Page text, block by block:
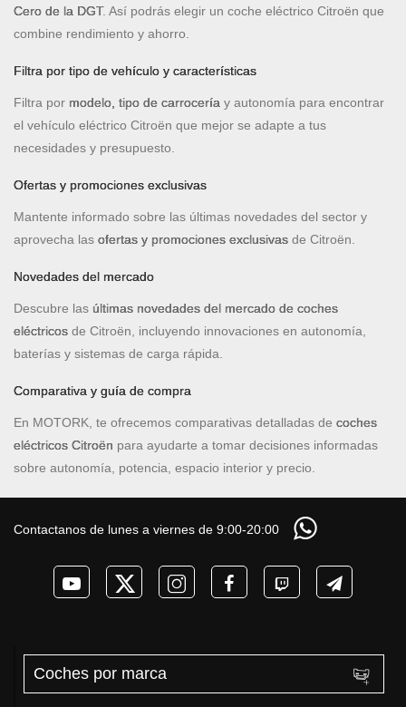
Cero de la DGT. Así podrás elegir un coche eléctrico Citroën que
combine rendimiento y ahorro.
Filtra por tipo de vehículo y características
Filtra por modelo, tipo de carrocería y autonomía para encontrar
el vehículo eléctrico Citroën que mejor se adapte a tus
necesidades y presupuesto.
Ofertas y promociones exclusivas
Mantente informado sobre las últimas novedades del sector y
aprovecha las ofertas y promociones exclusivas de Citroën.
Novedades del mercado
Descubre las últimas novedades del mercado de coches
eléctricos de Citroën, incluyendo innovaciones en autonomía,
baterías y sistemas de carga rápida.
Comparativa y guía de compra
En MOTORK, te ofrecemos comparativas detalladas de coches
eléctricos Citroën para ayudarte a tomar decisiones informadas
sobre autonomía, potencia, espacio interior y precio.
Contactanos de lunes a viernes de 9:00-20:00
Coches por marca